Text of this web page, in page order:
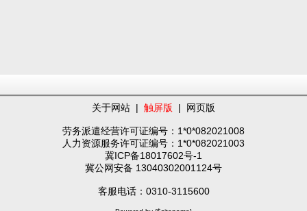
关于网站 | 触屏版 | 网页版
劳务派遣经营许可证编号：1*0*082021008
人力资源服务许可证编号：1*0*082021003
冀ICP备18017602号-1
冀公网安备 13040302001124号
客服电话：0310-3115600